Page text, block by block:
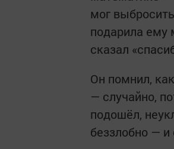
мог
подарила ему
сказал
Он помнил,
— случайно,
подошёл,
беззлобно — и